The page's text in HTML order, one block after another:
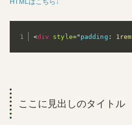
HTMLはこちら↓
<div style=" padding : 1rem
ここに見出しのタイトル